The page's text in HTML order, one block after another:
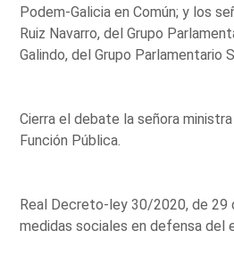
Podem-Galicia en Común; y los
Ruiz Navarro, del Grupo
Galindo, del Grupo Parlamentario
Cierra el debate la señora
Función Pública.
Real Decreto-ley 30/2020, de 29
medidas sociales en defensa del